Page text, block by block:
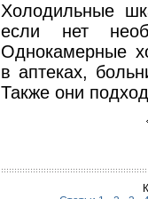
Холодильные
если нет
Однокамерные
в аптеках,
Также они